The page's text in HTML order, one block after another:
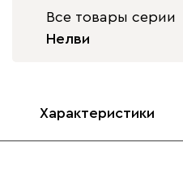
092 100
Все товары серии
Нелви
Характеристики